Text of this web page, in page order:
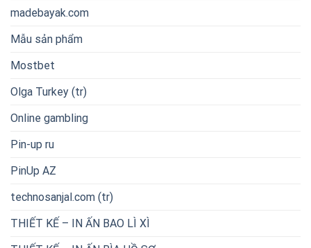
madebayak.com
Mẫu sản phẩm
Mostbet
Olga Turkey (tr)
Online gambling
Pin-up ru
PinUp AZ
technosanjal.com (tr)
THIẾT KẾ – IN ẤN BAO LÌ XÌ